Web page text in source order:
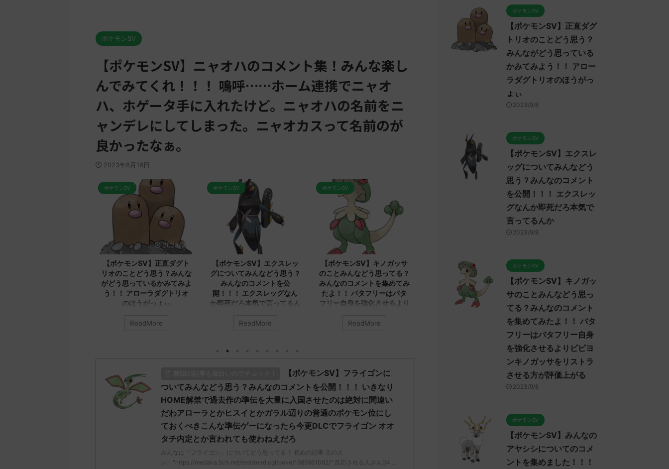
ポケモンSV
【ポケモンSV】ニャオハのコメント集！みんな楽し
んでみてくれ！！！ 嗚呼……ホーム連携でニャオ
ハ、ホゲータ手に入れたけど。ニャオハの名前をニ
ャンデレにしてしまった。ニャオカスって名前のが
良かったなぁ。
2023年8月16日
2023/9/8
【ポケモンSV】正直ダグト
リオのことどう思う？みんな
がどう思っているかみてみよ
う！！ アローラダグトリオ
どう思ってる？ 初めの記事 元の
君に決めた！ (ﾜｯﾁｮｲW e22c-
t4wz) 2023/07/02(日)
18:28:06.00ID:O9D7O9iU0 リージ
ョンでも何でもないのにただただ
ポケモンSV
2023/9/8
【ポケモンSV】エクスレッ
グについてみんなどう思う？
みんなのコメントを公
開！！！ エクスレッグなん
か即死だろ本気で言ってるん
みんなは「エクスレッグ」につい
君に決めた！ (ﾜｯﾁｮｲW d56d-
NwUu) 2023/06/28(水)
01:07:00.69ID:oUI00NrJ0 エクス
レッグヘルムかっこいいから助か
る 名無しさん0971 0971 名無しさ
ん、君に決めた！ (ﾜｯﾁｮｲW b524-
NwUu) 2023/06/28(水 ...
2023/9/8
【ポケモンSV】キノガッサ
のことみんなどう思ってる？
みんなのコメントを集めてみ
たよ！！ バタフリーはバタ
フリー自身を強化させるより
ラさせる方が評価上がる
/read.cgi/poke/1687575951/" 反
応される人さん0623 0623 名無し
さん、君に決めた！ (ｱｳｱｳｳｰ
Sa69-sI2x) 2023/06/27(火)
08:19:23.39ID:KfVqw9Gna 胞子を
覚え忘れたガッサさんあくびを覚
え忘れたラウドボーンさん (´・
ω・｀) 名無しさん0624 0624 名
無しさん、君に決めた！ (ﾜｯﾁｮｲW
05 ...
【ポケモンSV】みんなのア
ヤシシについてのコメントを
集めました！！！ アヤシ
シ、ダブルでトリル貼る就職
先が1番かもしれないけどヤ
くないトリル要員だから今ひ
ディプレスさえあればバリア
ラッシュとの組み合わせが面
白くなりそうなんだけど
みんなは「アヤシシ」についてど
う思ってる？ 初めの記事 元のス
レ："https://medaka.5ch.net/test
される人さん0055 0055 名無しさ
mLoM) 2023/05/31(水)
【ポケモンSV】ポケモンSV
プレイヤーのトゲキッスに対
するコメント集！ ねばねば
ネット、そんな悪くなさそう
ではあるけど上取れたら劇的
に有利になれるようなエース
が今は見あたらない全盛期ポ
イヒガッサかトゲキッスが欲
しい
どう思ってる？ 初めの記事 元の
レ："https://medaka.5ch.net/test
ん、君に決めた！ (ﾃﾃﾝﾃﾝﾃﾝ
MM7f-faBw) 2023/06/01(木)
23:53:19.96ID:X6LFL4hoM なんで
トゲキッスちゃんをパルデアに入
れてくんないの酷い 反応される人
さん0938 0938 名無しさん、君に
ReadMore
【ポケモンSV】フライゴンに
ついてみんなどう思う？みんなのコメントを公開！！！ いきなり
HOME解禁で過去作の準伝を大量に入国させたのは絶対に間違い
だわアローラとかヒスイとかガラル辺りの普通のポケモン位にし
ておくべきこんな準伝ゲーになったら今更DLCでフライゴン オオ
タチ内定とか言われても使わねえだろ
みんなは「フライゴン」についてどう思ってる？ 初めの記事 元のス
レ："https://medaka.5ch.net/test/read.cgi/poke/1685961062/" 反応される人さん04 ...
ポケモンSV
【ポケモンSV】正直ダグ
トリオのことどう思う？
みんながどう思っている
かみてみよう！！ アロー
ラダグトリオのほうがっ
ょぃ
2023/9/8
ポケモンSV
【ポケモンSV】エクスレ
ッグについてみんなどう
思う？みんなのコメント
を公開！！！ エクスレッ
グなんか即死だろ本気で
言ってるんか
2023/9/8
ポケモンSV
【ポケモンSV】キノガッ
サのことみんなどう思っ
てる？みんなのコメント
を集めてみたよ！！ バタ
フリーはバタフリー自身
を強化させるよりビビヨ
ンキノガッサをリストラ
させる方が評価上がる
2023/9/8
ポケモンSV
【ポケモンSV】みんなの
アヤシシについてのコメ
ントを集めました！！！